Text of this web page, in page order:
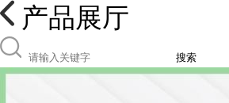
产品展厅
搜索